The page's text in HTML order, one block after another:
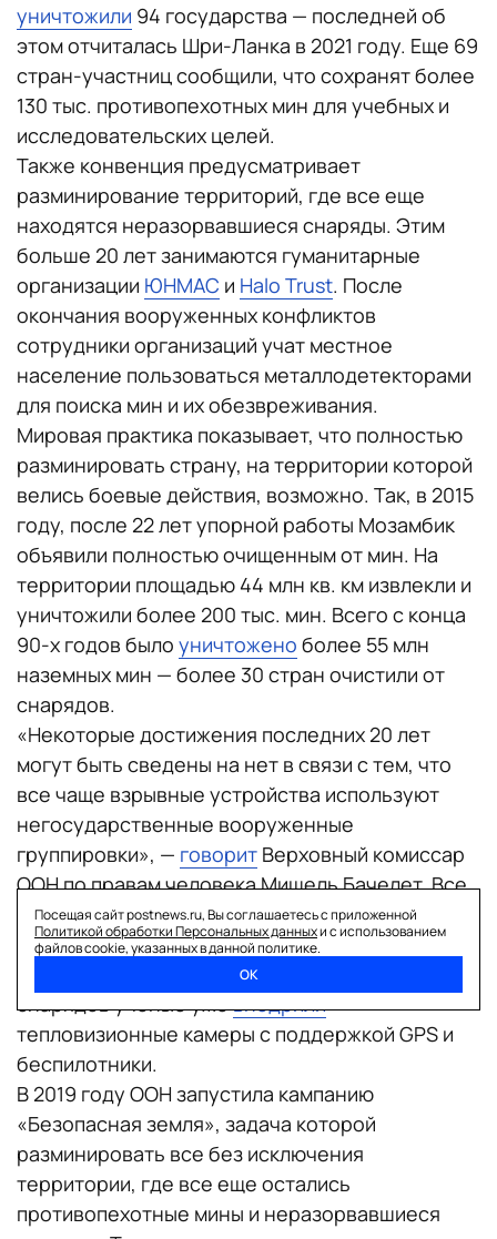
уничтожили 94 государства — последней об
этом отчиталась Шри-Ланка в 2021 году. Еще 69
стран-участниц сообщили, что сохранят более
130 тыс. противопехотных мин для учебных и
исследовательских целей.
Также конвенция предусматривает
разминирование территорий, где все еще
находятся неразорвавшиеся снаряды. Этим
больше 20 лет занимаются гуманитарные
организации ЮНМАС и Halo Trust. После
окончания вооруженных конфликтов
сотрудники организаций учат местное
население пользоваться металлодетекторами
для поиска мин и их обезвреживания.
Мировая практика показывает, что полностью
разминировать страну, на территории которой
велись боевые действия, возможно. Так, в 2015
году, после 22 лет упорной работы Мозамбик
объявили полностью очищенным от мин. На
территории площадью 44 млн кв. км извлекли и
уничтожили более 200 тыс. мин. Всего с конца
90-х годов было уничтожено более 55 млн
наземных мин — более 30 стран очистили от
снарядов.
«Некоторые достижения последних 20 лет
могут быть сведены на нет в связи с тем, что
все чаще взрывные устройства используют
негосударственные вооруженные
группировки», — говорит Верховный комиссар
ООН по правам человека Мишель Бачелет. Все
это требует новых и более технологичных
методов разминирования территорий. Для
поиска и обнаружения взрывоопасных
снарядов ученые ужевнедрили
тепловизионные камеры с поддержкой GPS и
беспилотники.
В 2019 году ООН запустила кампанию
«Безопасная земля», задача которой
разминировать все без исключения
территории, где все еще остались
противопехотные мины и неразорвавшиеся
Посещая сайт postnews.ru, Вы соглашаетесь с приложенной
Политикой обработки Персональных данныхи с использованием
файлов cookie, указанных в данной политике.
ОК